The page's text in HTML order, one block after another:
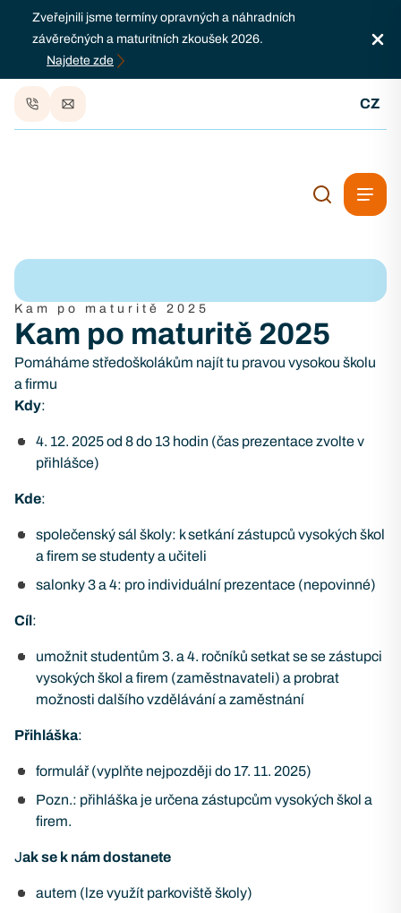
Zveřejnili jsme termíny opravných a náhradních
závěrečných a maturitních zkoušek 2026.
Najdete zde
CZ
Kam po maturitě 2025
Kam po maturitě 2025
Pomáháme středoškolákům najít tu pravou vysokou školu
a firmu
Kdy:
4. 12. 2025 od 8 do 13 hodin (čas prezentace zvolte v
přihlášce)
Kde:
společenský sál školy: k setkání zástupců vysokých škol
a firem se studenty a učiteli
salonky 3 a 4: pro individuální prezentace (nepovinné)
Cíl:
umožnit studentům 3. a 4. ročníků setkat se se zástupci
vysokých škol a firem (zaměstnavateli) a probrat
možnosti dalšího vzdělávání a zaměstnání
Přihláška:
formulář (vyplňte nejpozději do 17. 11. 2025)
Pozn.: přihláška je určena zástupcům vysokých škol a
firem.
Jak se k nám dostanete
autem (lze využít parkoviště školy)